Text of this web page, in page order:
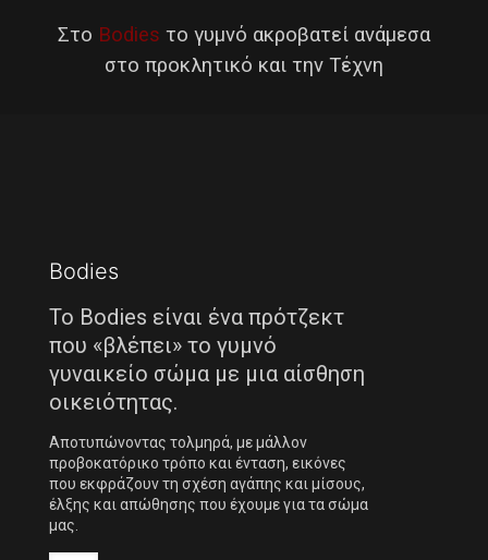
Στο Bodies το γυμνό ακροβατεί ανάμεσα
στο προκλητικό και την Τέχνη
Bodies
Το Bodies είναι ένα πρότζεκτ
που «βλέπει» το γυμνό
γυναικείο σώμα με μια αίσθηση
οικειότητας.
Αποτυπώνοντας τολμηρά, με μάλλον
προβοκατόρικο τρόπο και ένταση, εικόνες
που εκφράζουν τη σχέση αγάπης και μίσους,
έλξης και απώθησης που έχουμε για τα σώμα
μας.